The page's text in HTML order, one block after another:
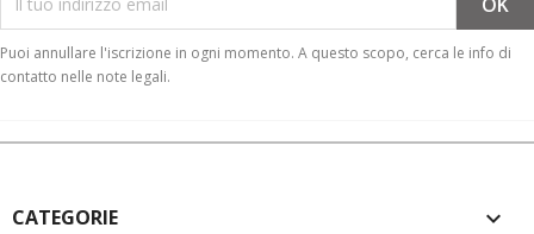
Puoi annullare l'iscrizione in ogni momento. A questo scopo, cerca le info di
contatto nelle note legali.
CATEGORIE 